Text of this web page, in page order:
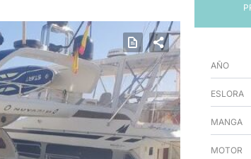
AÑO
ESLORA
MANGA
MOTOR